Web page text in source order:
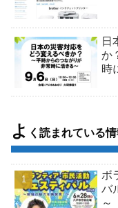
日
か
時
よ く読まれている
ボ
バ
～